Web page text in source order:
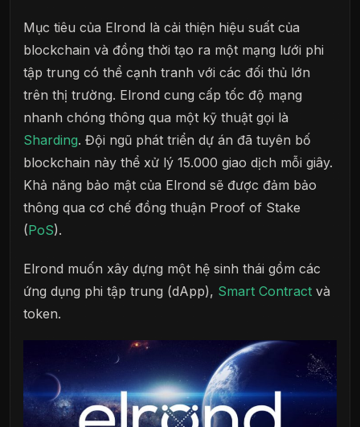
Mục tiêu của Elrond là cải thiện hiệu suất của
blockchain và đồng thời tạo ra một mạng lưới phi
tập trung có thể cạnh tranh với các đối thủ lớn
trên thị trường. Elrond cung cấp tốc độ mạng
nhanh chóng thông qua một kỹ thuật gọi là
Sharding. Đội ngũ phát triển dự án đã tuyên bố
blockchain này thể xử lý 15.000 giao dịch mỗi giây.
Khả năng bảo mật của Elrond sẽ được đảm bảo
thông qua cơ chế đồng thuận Proof of Stake
(PoS).
Elrond muốn xây dựng một hệ sinh thái gồm các
ứng dụng phi tập trung (dApp), Smart Contract và
token.